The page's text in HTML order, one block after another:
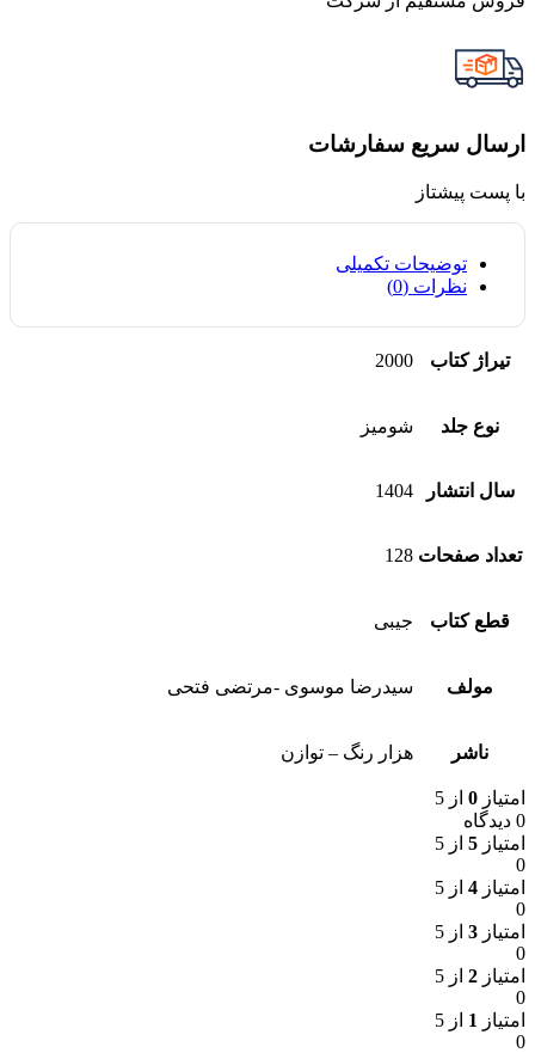
ارسال سریع سفارشات
با پست پیشتاز
توضیحات تکمیلی
نظرات (0)
تیراژ کتاب 2000
نوع جلد شومیز
سال انتشار 1404
تعداد صفحات 128
قطع کتاب جیبی
مولف سیدرضا موسوی -مرتضی فتحی
ناشر هزار رنگ – توازن
امتیاز 0 از 5
0 دیدگاه
امتیاز 5 از 5
0
امتیاز 4 از 5
0
امتیاز 3 از 5
0
امتیاز 2 از 5
0
امتیاز 1 از 5
0